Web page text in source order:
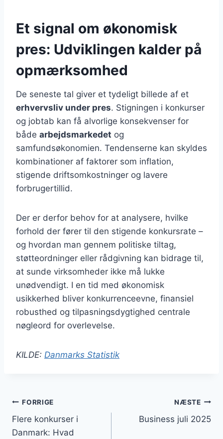
Et signal om økonomisk
pres: Udviklingen kalder på
opmærksomhed
De seneste tal giver et tydeligt billede af et
erhvervsliv under pres. Stigningen i konkurser
og jobtab kan få alvorlige konsekvenser for
både arbejdsmarkedet og
samfundsøkonomien. Tendenserne kan skyldes
kombinationer af faktorer som inflation,
stigende driftsomkostninger og lavere
forbrugertillid.
Der er derfor behov for at analysere, hvilke
forhold der fører til den stigende konkursrate –
og hvordan man gennem politiske tiltag,
støtteordninger eller rådgivning kan bidrage til,
at sunde virksomheder ikke må lukke
unødvendigt. I en tid med økonomisk
usikkerhed bliver konkurrenceevne, finansiel
robusthed og tilpasningsdygtighed centrale
nøgleord for overlevelse.
KILDE: Danmarks Statistik
Indlægsnavigation
FORRIGE
Flere konkurser i
Danmark: Hvad
NÆSTE
Business juli 2025